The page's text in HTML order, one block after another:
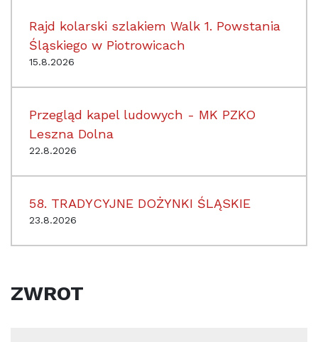
Rajd kolarski szlakiem Walk 1. Powstania
Śląskiego w Piotrowicach
15.8.2026
Przegląd kapel ludowych - MK PZKO
Leszna Dolna
22.8.2026
58. TRADYCYJNE DOŻYNKI ŚLĄSKIE
23.8.2026
ZWROT